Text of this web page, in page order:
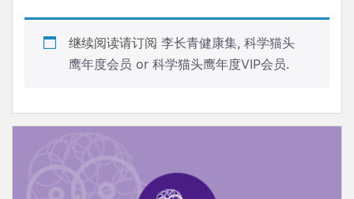
继续阅读请订阅 李长青健康集, 科学猫头
鹰年度会员 or 科学猫头鹰年度VIP会员.